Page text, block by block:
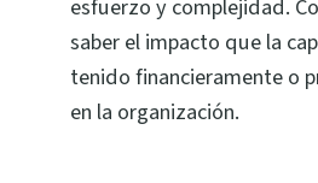
esfuerzo y complejidad.
saber el impacto que la
tenido financieramente o
en la organización.